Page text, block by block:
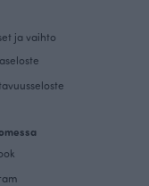
ja vaihto